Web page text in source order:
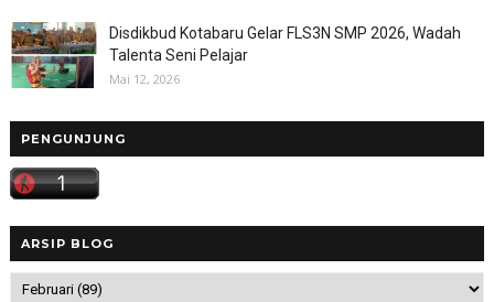
Disdikbud Kotabaru Gelar FLS3N SMP 2026, Wadah
Talenta Seni Pelajar
Mai 12, 2026
PENGUNJUNG
ARSIP BLOG